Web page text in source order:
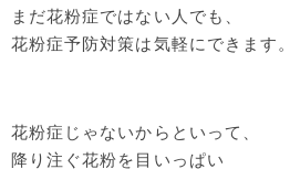
まだ花粉症ではない人でも、
花粉症予防対策は気軽にできます。
花粉症じゃないからといって、
降り注ぐ花粉を目いっぱい